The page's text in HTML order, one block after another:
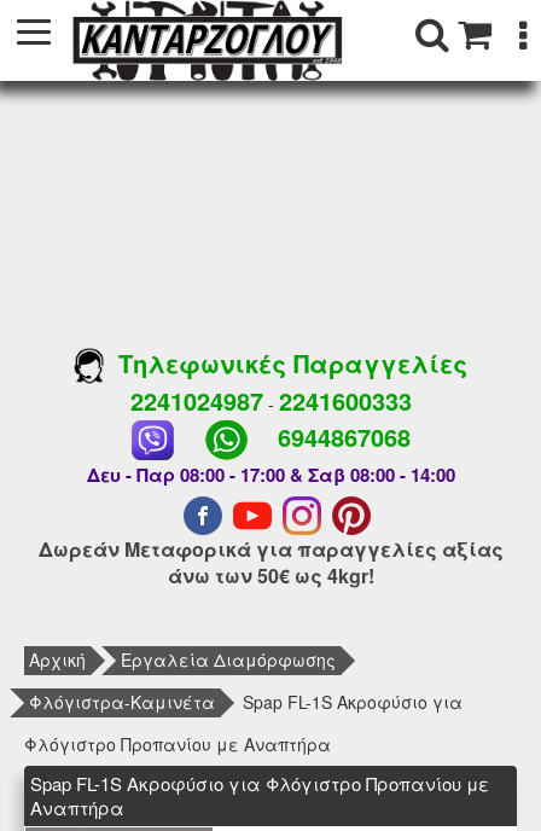
Τηλεφωνικές Παραγγελίες
2241024987- 2241600333
6944867068
Δευ - Παρ 08:00 - 17:00 & Σαβ 08:00 - 14:00
Δωρεάν Μεταφορικά για παραγγελίες αξίας
άνω των 50€ ως 4kgr!
Αρχική
Εργαλεία Διαμόρφωσης
Φλόγιστρα-Καμινέτα
Spap FL-1S Ακροφύσιο για
Φλόγιστρο Προπανίου με Αναπτήρα
Spap FL-1S Ακροφύσιο για Φλόγιστρο Προπανίου με
Αναπτήρα